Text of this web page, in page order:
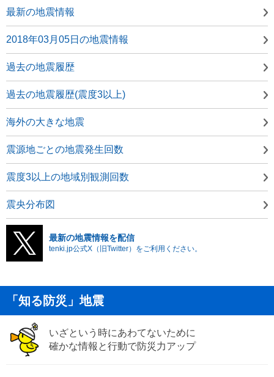
最新の地震情報
2018年03月05日の地震情報
過去の地震履歴
過去の地震履歴(震度3以上)
海外の大きな地震
震源地ごとの地震発生回数
震度3以上の地域別観測回数
震央分布図
最新の地震情報を配信
tenki.jp公式X（旧Twitter）をご利用ください。
「知る防災」地震
いざという時にあわてないために
確かな情報と行動で防災力アップ